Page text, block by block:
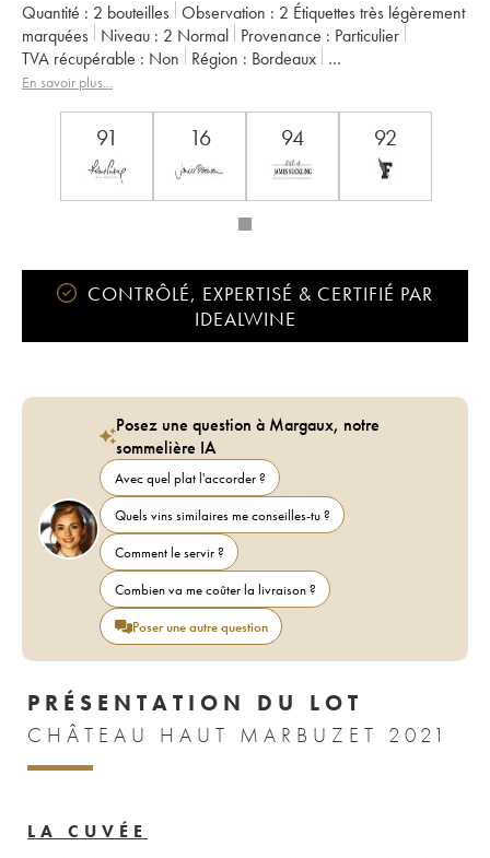
Quantité : 2 bouteilles Observation : 2 Étiquettes très légèrement
marquées
Niveau : 2 Normal Provenance : particulier
TVA récupérable :
non Région :
Bordeaux
Appellation :
En savoir plus...
91 16 94 92
CONTRÔLÉ, EXPERTISÉ & CERTIFIÉ PAR
IDEALWINE
Posez une question à Margaux, notre
sommelière IA
Avec quel plat l'accorder ?
Quels vins similaires me conseilles-tu ?
Comment le servir ?
Combien va me coûter la livraison ?
Poser une autre question
PRÉSENTATION DU LOT
CHÂTEAU HAUT MARBUZET 2021
LA CUVÉE